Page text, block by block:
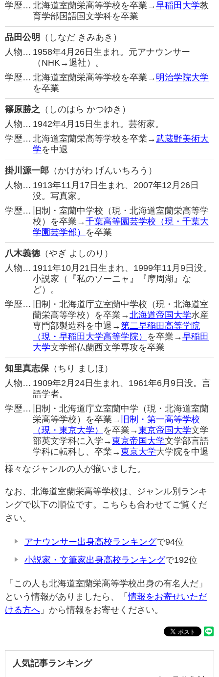
学歴… 北海道室蘭栄高等学校を卒業→早稲田大学教
育学部国語国文学科を卒業
品田公明
（しなだ きみあき）
人物… 1958年4月26日生まれ。元アナウンサー
（NHK→退社）。
学歴… 北海道室蘭栄高等学校を卒業→ 明治学院大学
を卒業
篠原勝之 （しのはら かつゆき）
人物… 1942年4月15日生まれ。芸術家。
学歴… 北海道室蘭栄高等学校を卒業→武蔵野美術大
学を中退
掛川源一郎 （かけがわ げんいちろう）
人物… 1913年11月17日生まれ、2007年12月26日
没。写真家。
学歴…
旧制・室蘭中学校（現・北海道室蘭栄高等学
校）を卒業→千葉高等園芸学校（現・千葉大
学園芸学部） を卒業
八木義徳（やぎ よしのり）
人物… 1911年10月21日生まれ、1999年11月9日没。
小説家（『私のソーニャ』『摩周湖』な
ど）。
学歴…
旧制・北海道庁立室蘭中学校（現・北海道室
蘭栄高等学校）を卒業→北海道帝国大学水産
専門部製造科を中退→第二早稲田高等学院
（現・早稲田大学高等学院） を卒業→早稲田
大学文学部仏蘭西文学専攻を卒業
知里真志保（ちり ましほ）
人物… 1909年2月24日生まれ、1961年6月9日没。言
語学者。
学歴…
旧制・北海道庁立室蘭中学（現・北海道室蘭
栄高等学校）を卒業→ 旧制・第一高等学校
（現・東京大学） を卒業→東京帝国大学文学
部英文学科に入学→東京帝国大学文学部言語
学科に転科し、卒業→東京大学大学院を中退
様々なジャンルの人が揃いました。
なお、北海道室蘭栄高等学校は、ジャンル別ランキ
ングで以下の順位です。こちらも合わせてご覧くだ
さい。
アナウンサー出身高校ランキングで94位
小説家・文筆家出身高校ランキングで192位
「この人も北海道室蘭栄高等学校出身の有名人だ」
という情報がありましたら、「情報をお寄せいただ
ける方へ 」から情報をお寄せください。
人気記事ランキング